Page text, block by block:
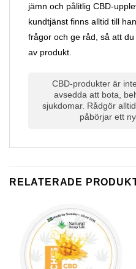
jämn och pålitlig CBD-
kundtjänst finns alltid till
frågor och ge råd, så att
av produkt.
CBD-produkter är
avsedda att bota,
sjukdomar. Rådgör
påbörjar ett
RELATERADE